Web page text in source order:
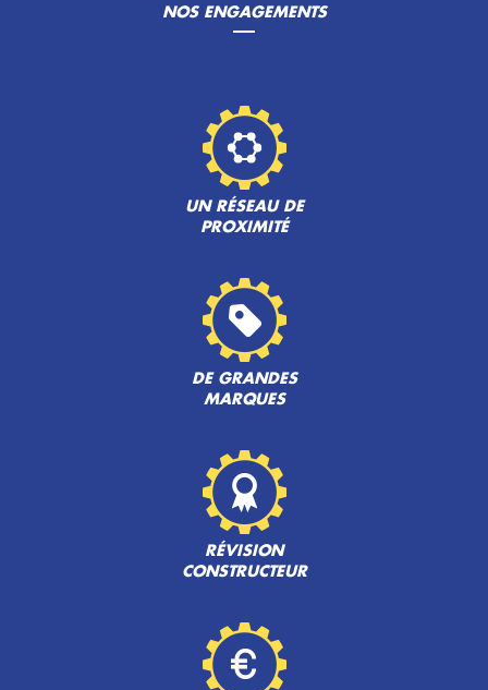
NOS ENGAGEMENTS
UN RÉSEAU DE
PROXIMITÉ
DE GRANDES
MARQUES
RÉVISION
CONSTRUCTEUR